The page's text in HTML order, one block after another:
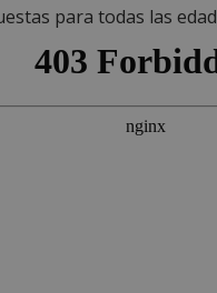
para todas las